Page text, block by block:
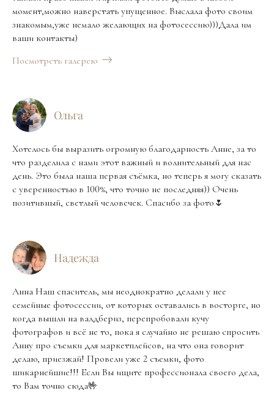
момент,можно наверстать упущенное. Выслала фото своим
знакомым,уже немало желающих на фотосессию)))Дала им
ваши контакты)
Посмотреть галерею
Ольга
Хотелось бы выразить огромную благодарность Анне, за то
что разделила с нами этот важный и волнительный для нас
день. Это была наша первая съёмка, но теперь я могу сказать
с уверенностью в 100%, что точно не последняя)) Очень
позитивный, светлый человечек. Спасибо за фото🌷
Надежда
Анна Наш спаситель, мы неоднократно делали у нее
семейные фотосессии, от которых оставались в восторге, но
когда вышли на валдбериз, перепробовали кучу
фотографов и всё не то, пока я случайно не решаю спросить
Анну про съемки для маркетплейсов, на что она говорит
делаю, приезжай! Провели уже 2 съемки, фото
шикарнейшие!!! Если Вы ищите профессионала своего дела,
то Вам точно сюда🤟